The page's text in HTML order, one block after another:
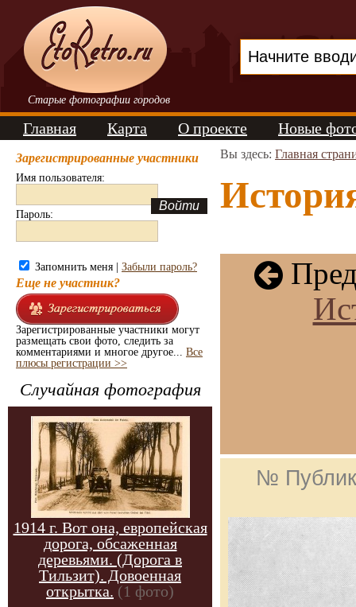
Старые фотографии городов
Главная Карта О проекте Новые
Зарегистрированные участники
Имя пользователя:
Пароль:
Запомнить меня | Забыли пароль?
Еще не участник?
Зарегистрированные участники могут
размещать свои фото, следить за
комментариями и многое другое... Все
плюсы регистрации >>
Случайная фотография
1914 г. Вот она, европейская
дорога, обсаженная
деревьями. (Дорога в
Тильзит). Довоенная
открытка. (1 фото)
Вы здесь: Главная
№